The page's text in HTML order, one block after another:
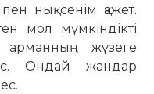
нық сенім қажет.
мол мүмкіндікті
арманның жүзеге
Ондай жандар